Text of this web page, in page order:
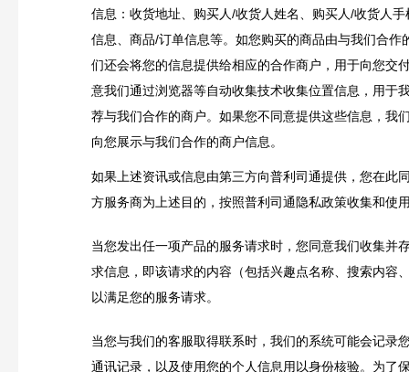
信息：收货地址、购买人/收货人姓名、购买人/收货人手
信息、商品/订单信息等。如您购买的商品由与我们合作
们还会将您的信息提供给相应的合作商户，用于向您交
意我们通过浏览器等自动收集技术收集位置信息，用于
荐与我们合作的商户。如果您不同意提供这些信息，我
向您展示与我们合作的商户信息。
如果上述资讯或信息由第三方向普利司通提供，您在此
方服务商为上述目的，按照普利司通隐私政策收集和使
当您发出任一项产品的服务请求时，您同意我们收集并
求信息，即该请求的内容（包括兴趣点名称、搜索内容
以满足您的服务请求。
当您与我们的客服取得联系时，我们的系统可能会记录
通讯记录，以及使用您的个人信息用以身份核验。为了